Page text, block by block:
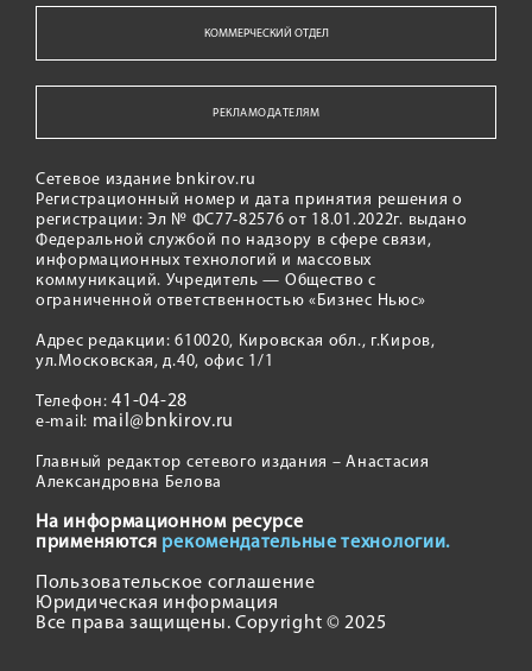
КОММЕРЧЕСКИЙ ОТДЕЛ
РЕКЛАМОДАТЕЛЯМ
Сетевое издание bnkirov.ru
Регистрационный номер и дата принятия решения о
регистрации: Эл № ФС77-82576 от 18.01.2022г. выдано
Федеральной службой по надзору в сфере связи,
информационных технологий и массовых
коммуникаций. Учредитель — Общество с
ограниченной ответственностью «Бизнес Ньюс»
Адрес редакции: 610020, Кировская обл., г.Киров,
ул.Московская, д.40, офис 1/1
Телефон:41-04-28
e-mail: mail@bnkirov.ru
Главный редактор сетевого издания – Анастасия
Александровна Белова
На информационном ресурсе
применяются рекомендательные технологии.
Пользовательское соглашение
Юридическая информация
Все права защищены. Copyright © 2025